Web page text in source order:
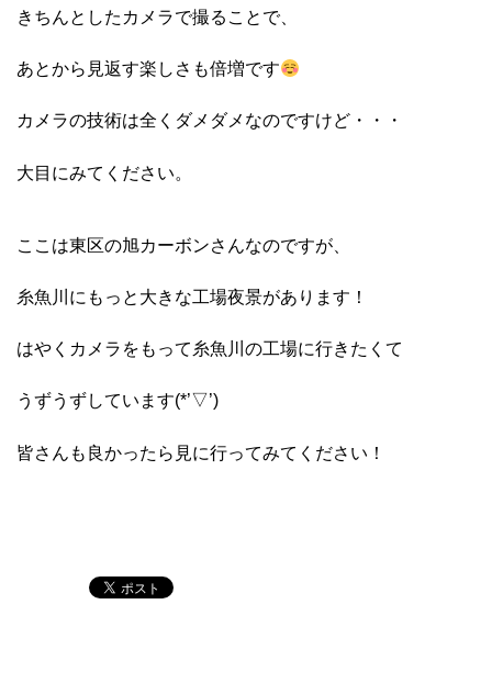
きちんとしたカメラで撮ることで、
あとから見返す楽しさも倍増です
カメラの技術は全くダメダメなのですけど・・・
大目にみてください。
ここは東区の旭カーボンさんなのですが、
糸魚川にもっと大きな工場夜景があります！
はやくカメラをもって糸魚川の工場に行きたくて
うずうずしています(*’▽’)
皆さんも良かったら見に行ってみてください！